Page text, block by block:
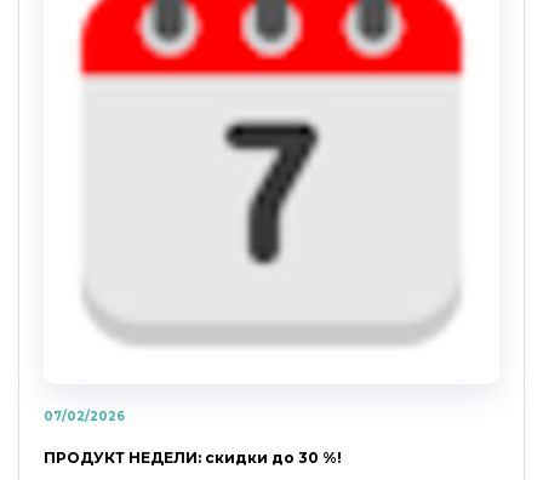
07/02/2026
ПРОДУКТ НЕДЕЛИ: скидки до 30 %!